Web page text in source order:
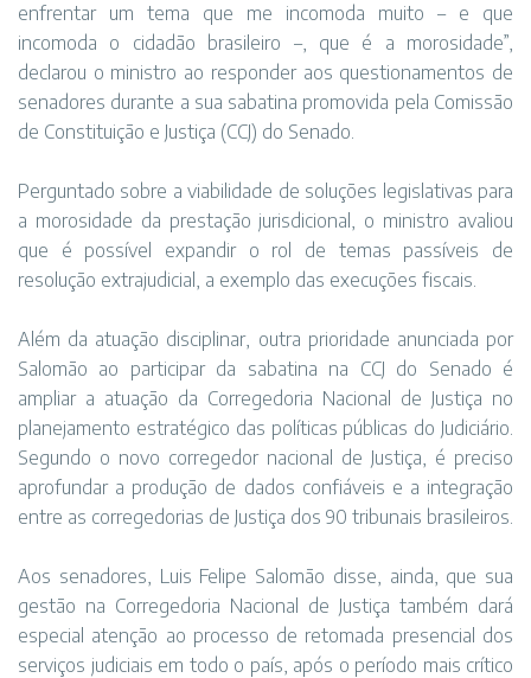
enfrentar um tema que me incomoda muito – e que
incomoda o cidadão brasileiro –, que é a morosidade”,
declarou o ministro ao responder aos questionamentos de
senadores durante a sua sabatina promovida pela Comissão
de Constituição e Justiça (CCJ) do Senado.
Perguntado sobre a viabilidade de soluções legislativas para
a morosidade da prestação jurisdicional, o ministro avaliou
que é possível expandir o rol de temas passíveis de
resolução extrajudicial, a exemplo das execuções fiscais.
Além da atuação disciplinar, outra prioridade anunciada por
Salomão ao participar da sabatina na CCJ do Senado é
ampliar a atuação da Corregedoria Nacional de Justiça no
planejamento estratégico das políticas públicas do Judiciário.
Segundo o novo corregedor nacional de Justiça, é preciso
aprofundar a produção de dados confiáveis e a integração
entre as corregedorias de Justiça dos 90 tribunais brasileiros.
Aos senadores, Luis Felipe Salomão disse, ainda, que sua
gestão na Corregedoria Nacional de Justiça também dará
especial atenção ao processo de retomada presencial dos
serviços judiciais em todo o país, após o período mais crítico